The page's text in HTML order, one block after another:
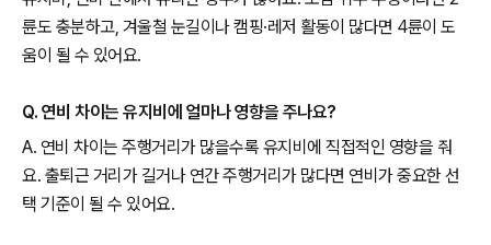
륜도 충분하고, 겨울철 눈길이나 캠핑·레저 활동이 많다면 4륜이 도
움이 될 수 있어요.
Q. 연비 차이는 유지비에 얼마나 영향을 주나요?
A. 연비 차이는 주행거리가 많을수록 유지비에 직접적인 영향을 줘
요. 출퇴근 거리가 길거나 연간 주행거리가 많다면 연비가 중요한 선
택 기준이 될 수 있어요.